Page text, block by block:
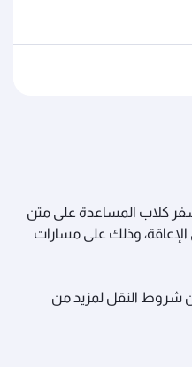
كلاب المساعدة على متن
وذلك على مسارات
على المادة رقم 18 من شروط النقل لمزيد من